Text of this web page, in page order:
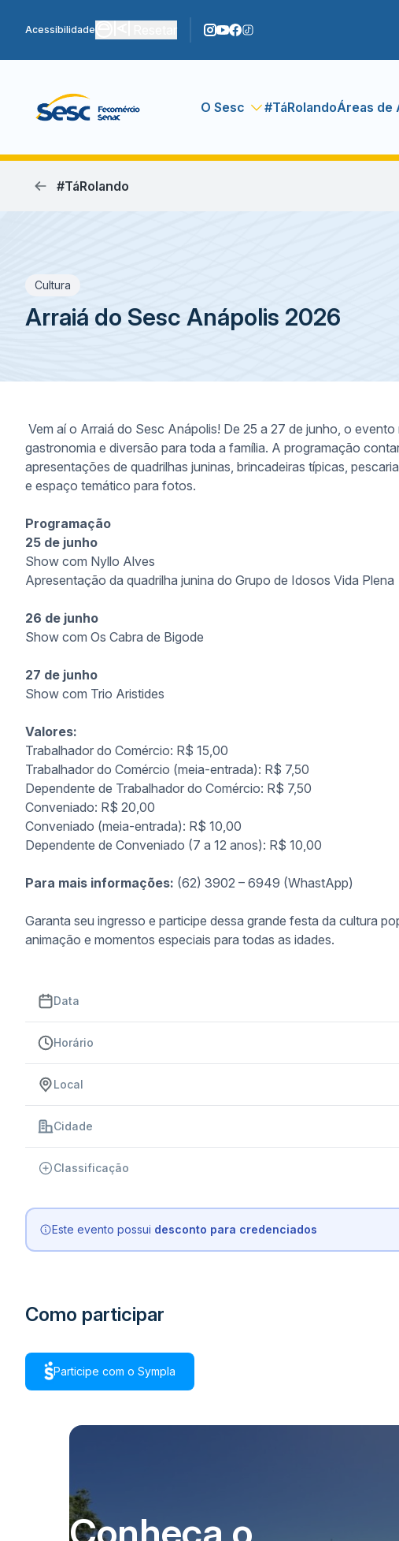
Acessibilidade
O Sesc #TáRolandoÁreas de
#TáRolando
Cultura
Arraiá do Sesc Anápolis 2026
Vem aí o Arraiá do Sesc Anápolis! De 25 a 27 de junho, o evento
gastronomia e diversão para toda a família. A programação
apresentações de quadrilhas juninas, brincadeiras típicas,
e espaço temático para fotos.
Programação
25 de junho
Show com Nyllo Alves
Apresentação da quadrilha junina do Grupo de Idosos Vida Plena
26 de junho
Show com Os Cabra de Bigode
27 de junho
Show com Trio Aristides
Valores:
Trabalhador do Comércio: R$ 15,00
Trabalhador do Comércio (meia-entrada): R$ 7,50
Dependente de Trabalhador do Comércio: R$ 7,50
Conveniado: R$ 20,00
Conveniado (meia-entrada): R$ 10,00
Dependente de Conveniado (7 a 12 anos): R$ 10,00
Para mais informações: (62) 3902 – 6949 (WhastApp)
Garanta seu ingresso e participe dessa grande festa da cultura
animação e momentos especiais para todas as idades.
Data
Horário
Local
Cidade
Classificação
Este evento possui desconto para credenciados
Como participar
Participe com o Sympla